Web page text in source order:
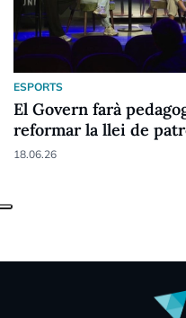
ESPORTS
El Govern farà
reformar la llei de
18.06.26